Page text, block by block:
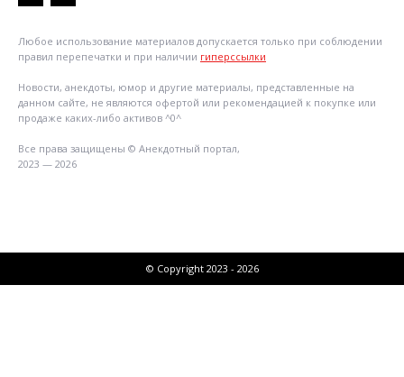
Любое использование материалов допускается только при соблюдении
правил перепечатки и при наличии гиперссылки
Новости, анекдоты, юмор и другие материалы, представленные на
данном сайте, не являются офертой или рекомендацией к покупке или
продаже каких-либо активов ^0^
Все права защищены © Анекдотный портал,
2023 — 2026
© Copyright 2023 - 2026